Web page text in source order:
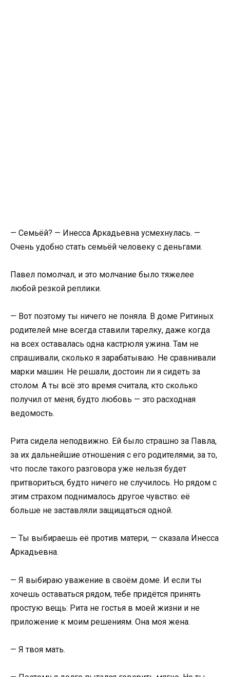
— Семьёй? — Инесса Аркадьевна усмехнулась. —
Очень удобно стать семьёй человеку с деньгами.
Павел помолчал, и это молчание было тяжелее
любой резкой реплики.
— Вот поэтому ты ничего не поняла. В доме Ритиных
родителей мне всегда ставили тарелку, даже когда
на всех оставалась одна кастрюля ужина. Там не
спрашивали, сколько я зарабатываю. Не сравнивали
марки машин. Не решали, достоин ли я сидеть за
столом. А ты всё это время считала, кто сколько
получил от меня, будто любовь — это расходная
ведомость.
Рита сидела неподвижно. Ей было страшно за Павла,
за их дальнейшие отношения с его родителями, за то,
что после такого разговора уже нельзя будет
притвориться, будто ничего не случилось. Но рядом с
этим страхом поднималось другое чувство: её
больше не заставляли защищаться одной.
— Ты выбираешь её против матери, — сказала Инесса
Аркадьевна.
— Я выбираю уважение в своём доме. И если ты
хочешь оставаться рядом, тебе придётся принять
простую вещь: Рита не гостья в моей жизни и не
приложение к моим решениям. Она моя жена.
— Я твоя мать.